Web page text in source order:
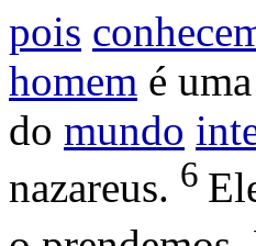
pois
homem é uma
do mundo
nazareus. 6